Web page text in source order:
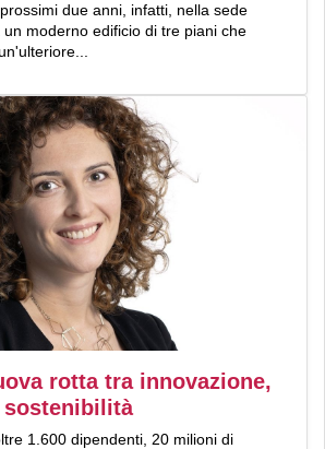
due anni, infatti, nella sede
moderno edificio di tre piani che
rotta tra innovazione,
sostenibilità
1.600 dipendenti, 20 milioni di